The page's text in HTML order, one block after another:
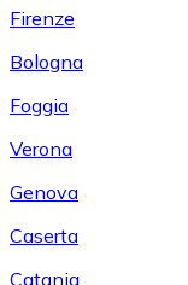
Firenze
Bologna
Foggia
Verona
Genova
Caserta
Catania